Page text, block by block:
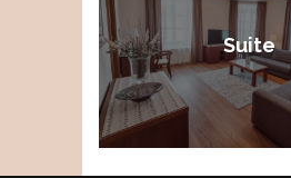
Suite